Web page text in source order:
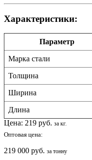
Характеристики:
Параметр
Марка стали
Толщина
Ширина
Длина
Цена: 219 руб. за кг.
Оптовая цена:
219 000 руб. за тонну